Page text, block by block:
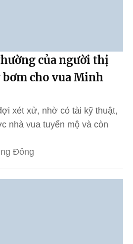
của người thị
bơm cho vua Minh
xét xử, nhờ có tài kỹ thuật,
nhà vua tuyển mộ và còn
Đông